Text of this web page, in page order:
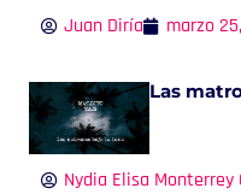
Juan Diría marzo
​Las
Nydia Elisa Monterrey